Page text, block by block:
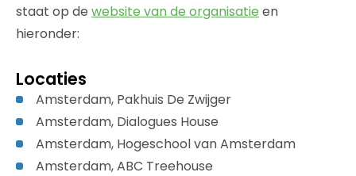
staat op de website van de organisatie en
hieronder:
Locaties
Amsterdam, Pakhuis De Zwijger
Amsterdam, Dialogues House
Amsterdam, Hogeschool van Amsterdam
Amsterdam, ABC Treehouse